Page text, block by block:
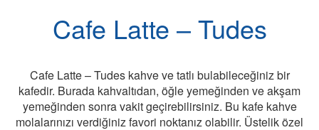
Cafe Latte – Tudes
Cafe Latte – Tudes kahve ve tatlı bulabileceğiniz bir
kafedir. Burada kahvaltıdan, öğle yemeğinden ve akşam
yemeğinden sonra vakit geçirebilirsiniz. Bu kafe kahve
molalarınızı verdiğiniz favori noktanız olabilir. Üstelik özel